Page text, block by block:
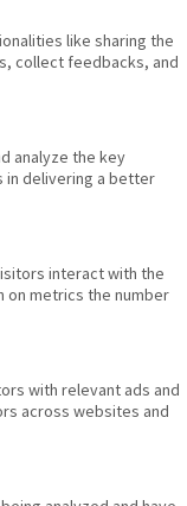
like sharing the
collect feedbacks, and
analyze the key
in delivering a better
interact with the
on metrics the number
with relevant ads and
across websites and